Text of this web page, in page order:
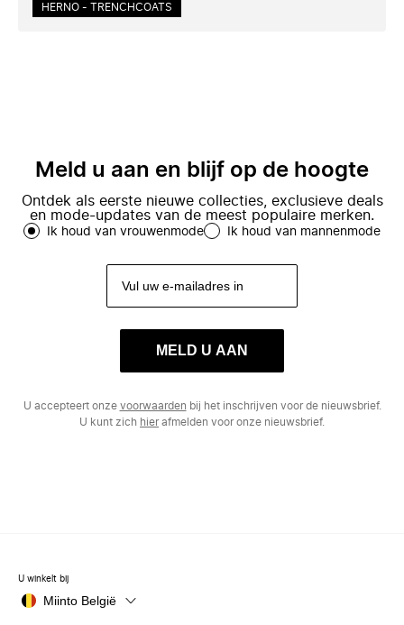
HERNO - TRENCHCOATS
Meld u aan en blijf op de hoogte
Ontdek als eerste nieuwe collecties, exclusieve deals
en mode-updates van de meest populaire merken.
Ik houd van vrouwenmode Ik houd van mannenmode
MELD U AAN
U accepteert onze voorwaarden bij het inschrijven voor de nieuwsbrief.
U kunt zich hierafmelden voor onze nieuwsbrief.
U winkelt bij
Miinto België